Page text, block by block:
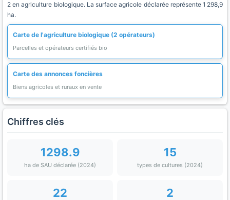
2 en agriculture biologique. La surface agricole déclarée représente 1 298,9
ha.
Carte de l'agriculture biologique (2 opérateurs)
Parcelles et opérateurs certifiés bio
Carte des annonces foncières
Biens agricoles et ruraux en vente
Chiffres clés
1298.9
ha de SAU déclarée (2024)
15
types de cultures (2024)
22 2